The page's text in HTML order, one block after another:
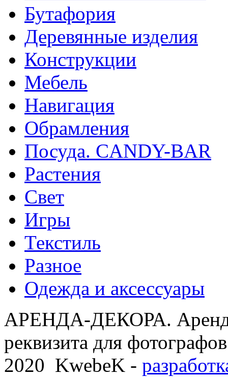
Бутафория
Деревянные изделия
Конструкции
Мебель
Навигация
Обрамления
Посуда. CANDY-BAR
Растения
Свет
Игры
Текстиль
Разное
Одежда и аксессуары
АРЕНДА-ДЕКОРА.
реквизита для
2020 KwebeK -